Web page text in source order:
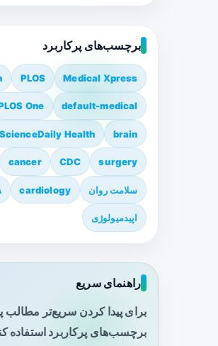
برچسب‌های پرکاربرد
Medical Xpress
PLOS
default-medical
One
brain
ScienceDaily Health
surgery
CDC
cancer
سلامت روان cardiology
اپیدمیولوژی
راهنمای سریع
برای پیدا کردن سریع‌تر مطالب
برچسب‌های پرکاربرد استفاده